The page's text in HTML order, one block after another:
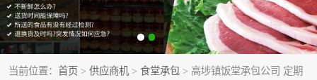
当前位置： 首页 > 供应商机 > 食堂承包 > 高埗镇饭堂承包公司 定期
粮油配送 鲜肉配送
海鲜配送 食材配送
调料配送 企业工厂食堂承包